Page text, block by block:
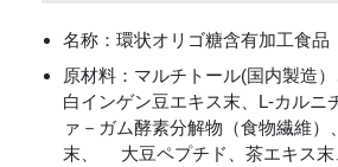
名称：環状オリゴ糖含有加工食品
原材料：マルチトール(国内製造）
白インゲン豆エキス末、L-カルニ
ァ－ガム酵素分解物（食物繊維）
末、 大豆ペプチド、茶エキス末